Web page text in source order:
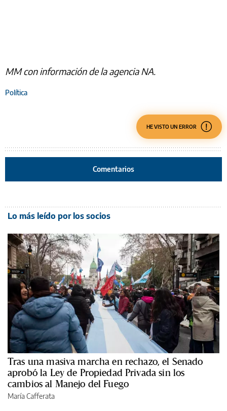
MM con información de la agencia NA.
Política
HE VISTO UN ERROR
Comentarios
Lo más leído por los socios
Tras una masiva marcha en rechazo, el Senado
aprobó la Ley de Propiedad Privada sin los
cambios al Manejo del Fuego
María Cafferata